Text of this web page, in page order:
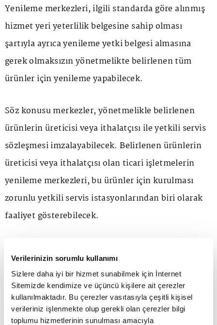
Verilerinizin sorumlu kullanımı
Sizlere daha iyi bir hizmet sunabilmek için İnternet
Sitemizde kendimize ve üçüncü kişilere ait çerezler
kullanılmaktadır. Bu çerezler vasıtasıyla çeşitli kişisel
verileriniz işlenmekte olup gerekli olan çerezler bilgi
toplumu hizmetlerinin sunulması amacıyla
Yenileme merkezleri, ilgili standarda göre alınmış
hizmet yeri yeterlilik belgesine sahip olması
şartıyla ayrıca yenileme yetki belgesi almasına
gerek olmaksızın yönetmelikte belirlenen tüm
ürünler için yenileme yapabilecek.
Söz konusu merkezler, yönetmelikle belirlenen
ürünlerin üreticisi veya ithalatçısı ile yetkili servis
sözleşmesi imzalayabilecek. Belirlenen ürünlerin
üreticisi veya ithalatçısı olan ticari işletmelerin
yenileme merkezleri, bu ürünler için kurulması
zorunlu yetkili servis istasyonlarından biri olarak
faaliyet gösterebilecek.
tutulabilecek.
Yenileme yetki belgesi alınabilmesi için gereken
ödenmiş sermaye şartı da 10 milyon liradan 30